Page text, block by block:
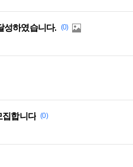
성하였습니다. (0)
집합니다 (0)